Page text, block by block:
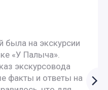
5 класса в Москве на
на производство в
была на экскурсии
«У Палыча».
экскурсовода
факты и ответы на